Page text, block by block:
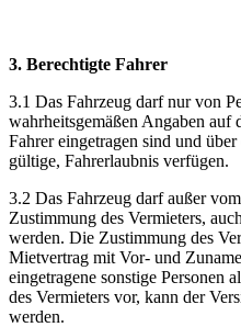
3. Berechtigte Fahrer
3.1 Das Fahrzeug darf nur von
wahrheitsgemäßen Angaben
Fahrer eingetragen sind und
gültige, Fahrerlaubnis verfügen.
3.2 Das Fahrzeug darf außer
Zustimmung des Vermieters,
werden. Die Zustimmung des
Mietvertrag mit Vor- und
eingetragene sonstige Personen
des Vermieters vor, kann der
werden.